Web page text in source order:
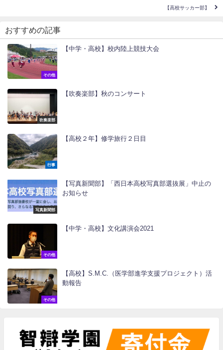
【高校サッカー部】
おすすめの記事
その他
【中学・高校】校内陸上競技大会
吹奏楽部
【吹奏楽部】秋のコンサート
行事
【高校２年】修学旅行２日目
写真新聞部
【写真新聞部】「西日本高校写真部選抜展」中止の
お知らせ
その他
【中学・高校】文化講演会2021
その他
【高校】S.M.C.（医学部進学支援プロジェクト）活
動報告